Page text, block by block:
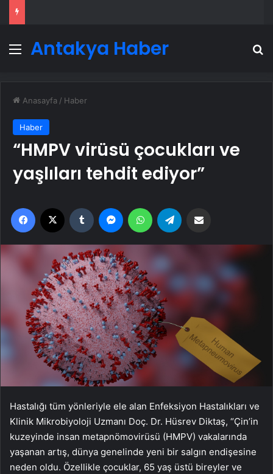
Menü
Antakya Haber
Anasayfa / Haber
Haber
“HMPV virüsü çocukları ve
yaşlıları tehdit ediyor”
Facebook Tumblr MessengerWhatsApp
Hastalığı tüm yönleriyle ele alan Enfeksiyon Hastalıkları ve
Klinik Mikrobiyoloji Uzmanı Doç. Dr. Hüsrev Diktaş, “Çin’in
kuzeyinde insan metapnömovirüsü (HMPV) vakalarında
yaşanan artış, dünya genelinde yeni bir salgın endişesine
neden oldu. Özellikle çocuklar, 65 yaş üstü bireyler ve